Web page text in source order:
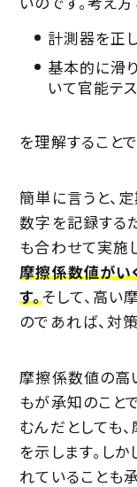
いのです。考え
計測器を正
基本的に滑
いて官能テ
を理解することで
簡単に言うと、
数字を記録する
も合わせて実施
摩擦係数値がい
す。そして、高い
のであれば、対
摩擦係数値の高
もが承知のこと
むんだとしても
を示します。し
れていることも